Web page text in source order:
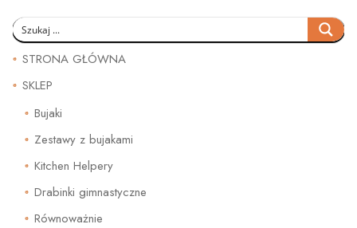
STRONA GŁÓWNA
SKLEP
Bujaki
Zestawy z bujakami
Kitchen Helpery
Drabinki gimnastyczne
Równoważnie